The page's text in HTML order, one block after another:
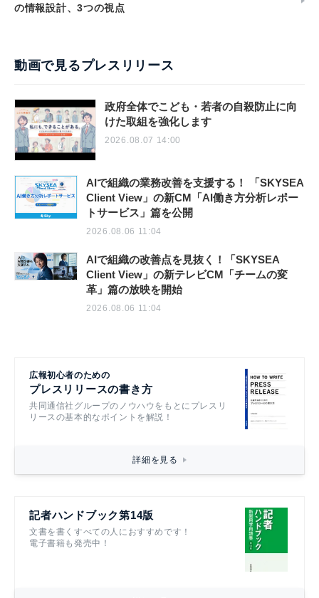
の情報設計、3つの視点
動画で見るプレスリリース
政府全体でこども・若者の自殺防止に向
けた取組を強化します
2026.08.07 14:00
AIで組織の業務改善を支援する！ 「SKYSEA
Client View」の新CM「AI働き方分析レポー
トサービス」篇を公開
2026.08.06 11:04
AIで組織の改善点を見抜く！「SKYSEA
Client View」の新テレビCM「チームの変
革」篇の放映を開始
2026.08.06 11:04
広報初心者のための
プレスリリースの書き方
共同通信社グループのノウハウをもとにプレスリ
リースの基本的なポイントを解説！
詳細を見る
記者ハンドブック第14版
文書を書くすべての人におすすめです！
電子書籍も発売中！